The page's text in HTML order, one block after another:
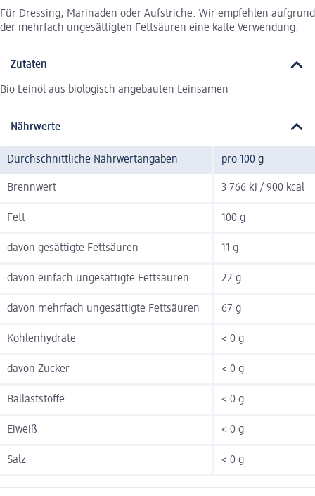
Für Dressing, Marinaden oder Aufstriche. Wir empfehlen aufgrund
der mehrfach ungesättigten Fettsäuren eine kalte Verwendung.
Zutaten
Bio Leinöl aus biologisch angebauten Leinsamen
Nährwerte
Durchschnittliche Nährwertangaben pro 100 g
Brennwert 3 766 kJ / 900 kcal
Fett 100 g
davon gesättigte Fettsäuren 11 g
davon einfach ungesättigte Fettsäuren 22 g
davon mehrfach ungesättigte Fettsäuren 67 g
Kohlenhydrate < 0 g
davon Zucker < 0 g
Ballaststoffe < 0 g
Eiweiß < 0 g
Salz < 0 g